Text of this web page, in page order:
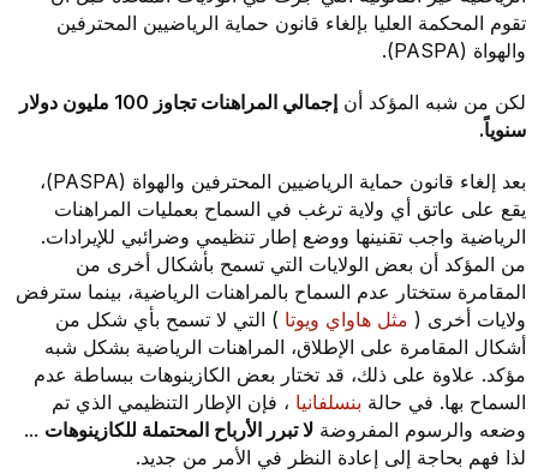
تقوم المحكمة العليا بإلغاء قانون حماية الرياضيين المحترفين
والهواة (PASPA).
لكن من شبه المؤكد أن
إجمالي المراهنات تجاوز 100 مليون دولار
سنوياً.
بعد إلغاء قانون حماية الرياضيين المحترفين والهواة (PASPA)،
يقع على عاتق أي ولاية ترغب في السماح بعمليات المراهنات
الرياضية واجب تقنينها ووضع إطار تنظيمي وضرائبي للإيرادات.
من المؤكد أن بعض الولايات التي تسمح بأشكال أخرى من
المقامرة ستختار عدم السماح بالمراهنات الرياضية، بينما سترفض
ولايات أخرى (مثل هاواي ويوتا) التي لا تسمح بأي شكل من
أشكال المقامرة على الإطلاق، المراهنات الرياضية بشكل شبه
مؤكد. علاوة على ذلك، قد تختار بعض الكازينوهات ببساطة عدم
السماح بها. في حالةبنسلفانيا، فإن الإطار التنظيمي الذي تم
وضعه والرسوم المفروضةلا تبرر الأرباح المحتملة للكازينوهات...
لذا فهم بحاجة إلى إعادة النظر في الأمر من جديد.